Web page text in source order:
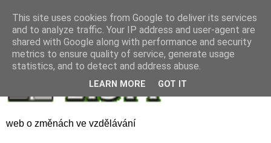
web o změnách ve vzdělávání
This site uses cookies from Google to deliver its services
and to analyze traffic. Your IP address and user-agent are
shared with Google along with performance and security
metrics to ensure quality of service, generate usage
statistics, and to detect and address abuse.
LEARN MORE GOT IT